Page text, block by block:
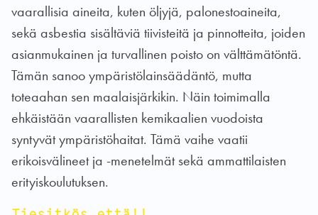
vaarallisia aineita, kuten öljyjä, palonestoaineita,
sekä asbestia sisältäviä tiivisteitä ja pinnotteita, joiden
asianmukainen ja turvallinen poisto on välttämätöntä.
Tämän sanoo ympäristölainsäädäntö, mutta
toteaahan sen maalaisjärkikin. Näin toimimalla
ehkäistään vaarallisten kemikaalien vuodoista
syntyvät ympäristöhaitat. Tämä vaihe vaatii
erikoisvälineet ja -menetelmät sekä ammattilaisten
erityiskoulutuksen.